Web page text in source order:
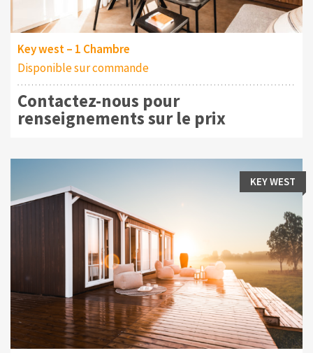
Key west – 1 Chambre
Disponible sur commande
Contactez-nous pour
renseignements sur le prix
KEY WEST